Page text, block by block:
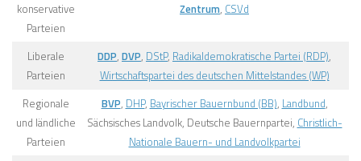
konservative
Parteien
Zentrum, CSVd
Liberale
Parteien
DDP, DVP, DStP, Radikaldemokratische Partei (RDP),
Wirtschaftspartei des deutschen Mittelstandes (WP)
Regionale
und ländliche
Parteien
BVP, DHP, Bayrischer Bauernbund (BB), Landbund,
Sächsisches Landvolk, Deutsche Bauernpartei, Christlich-
Nationale Bauern- und Landvolkpartei